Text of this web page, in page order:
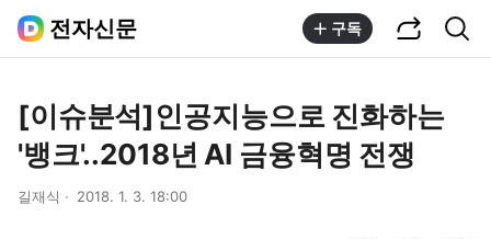
전자신문 구독
[이슈분석]인공지능으로 진화하는
'뱅크'..2018년 AI 금융혁명 전쟁
길재식 2018. 1. 3. 18:00